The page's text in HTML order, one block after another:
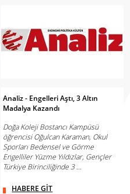
Analiz - Engelleri Aştı, 3 Altın
Madalya Kazandı
Doğa Koleji Bostancı Kampüsü
öğrencisi Oğulcan Karaman, Okul
Sporları Bedensel ve Görme
Engelliler Yüzme Yıldızlar, Gençler
Türkiye Birinciliğinde 3 ...
HABERE GİT